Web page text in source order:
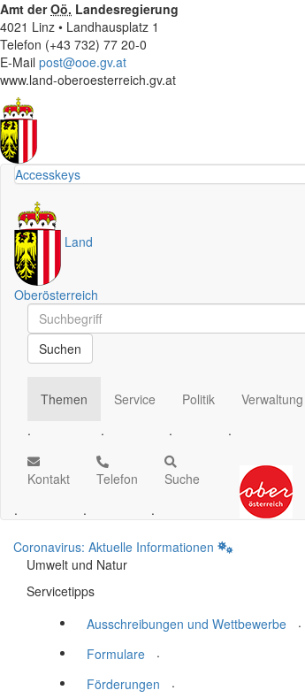
Amt derOö. Landesregierung
4021 Linz • Landhausplatz 1
Telefon (+43 732) 77 20-0
E-Mail post@ooe.gv.at
www.land-oberoesterreich.gv.at
Accesskeys
Land
Oberösterreich
Schnellsuche
Schnellsuche
Suchen
Themen
.
Service
.
Politik
.
Verwaltung
.
Kontakt
.
Telefon
.
Suche
.
Coronavirus: Aktuelle Informationen
Umwelt und Natur
Servicetipps
Ausschreibungen und Wettbewerbe
.
Formulare
.
Förderungen
.